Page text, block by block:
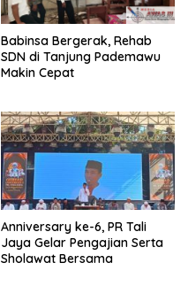
Babinsa Bergerak, Rehab
SDN di Tanjung Pademawu
Makin Cepat
Anniversary ke-6, PR Tali
Jaya Gelar Pengajian Serta
Sholawat Bersama